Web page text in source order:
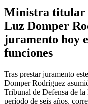
Ministra titular
Luz Domper
juramento hoy
funciones
Tras prestar juramento
Domper Rodríguez
Tribunal de Defensa de
período de seis años,